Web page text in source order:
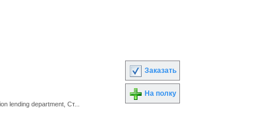
lending department, Ст...
Заказать
На полку